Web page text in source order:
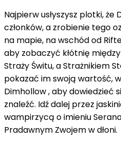
Najpierw usłyszysz plotki,
członków, a zrobienie tego
na mapie, na wschód od
aby zobaczyć kłótnię
Straży Świtu, a Strażnikiem
pokazać im swoją wartość,
Dimhollow , aby dowiedzieć
znaleźć. Idź dalej przez
wampirzycą o imieniu
Pradawnym Zwojem w dłoni.